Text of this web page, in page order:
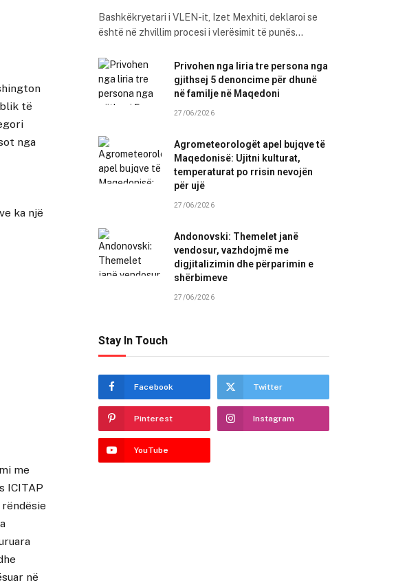
të
nga
ka një
me
ICITAP
në
Bashkëkryetari i VLEN-it, Izet Mexhiti, deklaroi se
është në zhvillim procesi i vlerësimit të punës…
Privohen nga liria tre persona nga
gjithsej 5 denoncime për dhunë
në familje në Maqedoni
27/06/2026
Agrometeorologët apel bujqve të
Maqedonisë: Ujitni kulturat,
temperaturat po rrisin nevojën
për ujë
27/06/2026
Andonovski: Themelet janë
vendosur, vazhdojmë me
digjitalizimin dhe përparimin e
shërbimeve
27/06/2026
Stay In Touch
Facebook Twitter
Pinterest Instagram
YouTube